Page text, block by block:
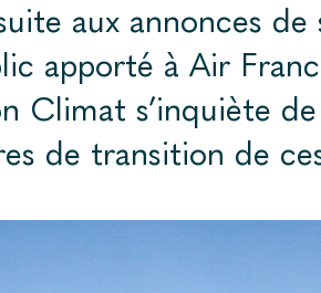
aux annonces de
apporté à Air
Climat s’inquiète
de transition de